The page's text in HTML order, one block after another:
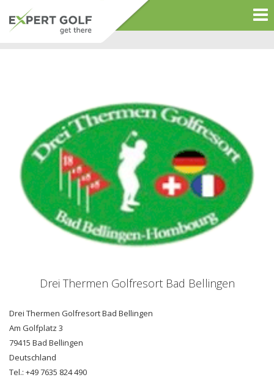
Drei Thermen Golfresort Bad Bellingen
Drei Thermen Golfresort Bad Bellingen
Am Golfplatz 3
79415 Bad Bellingen
Deutschland
Tel.: +49 7635 824 490